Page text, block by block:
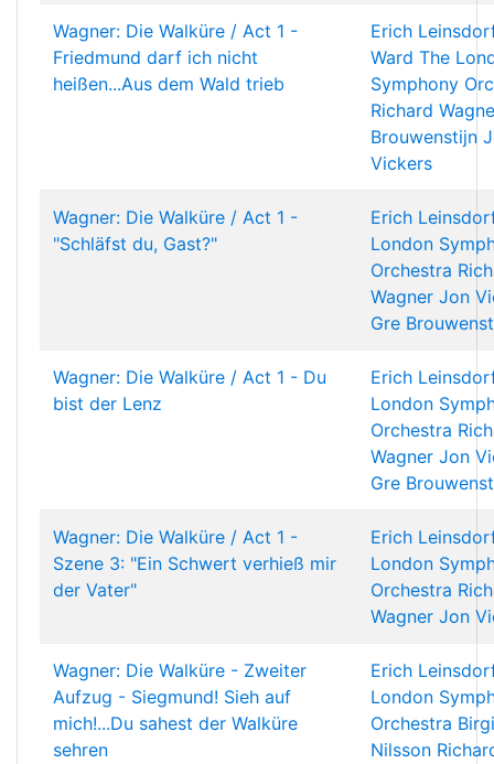
Wagner: Die Walküre / Act 1 -
Friedmund darf ich nicht
heißen...Aus dem Wald trieb
Erich
Ward The
Symphony
Richard
Brouwenstijn
Vickers
Wagner: Die Walküre / Act 1 -
"Schläfst du, Gast?"
Erich
London
Orchestra
Wagner Jon
Gre
Wagner: Die Walküre / Act 1 - Du
bist der Lenz
Erich
London
Orchestra
Wagner Jon
Gre
Wagner: Die Walküre / Act 1 -
Szene 3: "Ein Schwert verhieß mir
der Vater"
Erich
London
Orchestra
Wagner Jon
Wagner: Die Walküre - Zweiter
Aufzug - Siegmund! Sieh auf
mich!...Du sahest der Walküre
sehren
Erich
London
Orchestra
Nilsson